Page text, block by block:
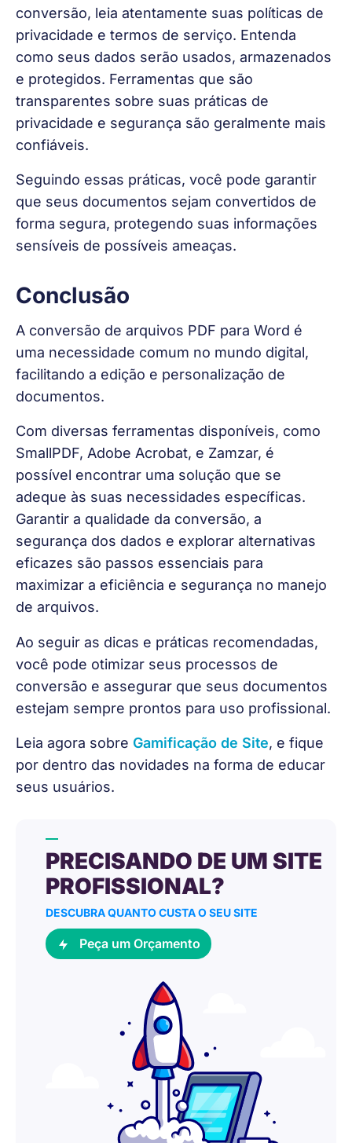
conversão, leia atentamente suas políticas de
privacidade e termos de serviço. Entenda
como seus dados serão usados, armazenados
e protegidos. Ferramentas que são
transparentes sobre suas práticas de
privacidade e segurança são geralmente mais
confiáveis.
Seguindo essas práticas, você pode garantir
que seus documentos sejam convertidos de
forma segura, protegendo suas informações
sensíveis de possíveis ameaças.
Conclusão
A conversão de arquivos PDF para Word é
uma necessidade comum no mundo digital,
facilitando a edição e personalização de
documentos.
Com diversas ferramentas disponíveis, como
SmallPDF, Adobe Acrobat, e Zamzar, é
possível encontrar uma solução que se
adeque às suas necessidades específicas.
Garantir a qualidade da conversão, a
segurança dos dados e explorar alternativas
eficazes são passos essenciais para
maximizar a eficiência e segurança no manejo
de arquivos.
Ao seguir as dicas e práticas recomendadas,
você pode otimizar seus processos de
conversão e assegurar que seus documentos
estejam sempre prontos para uso profissional.
Leia agora sobre Gamificação de Site, e fique
por dentro das novidades na forma de educar
seus usuários.
PRECISANDO DE UM SITE
PROFISSIONAL?
DESCUBRA QUANTO CUSTA O SEU SITE
Peça um Orçamento